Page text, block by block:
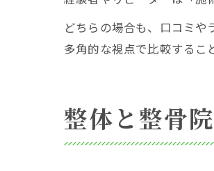
どちらの場合も、口コミや
多角的な視点で比較するこ
整体と整骨